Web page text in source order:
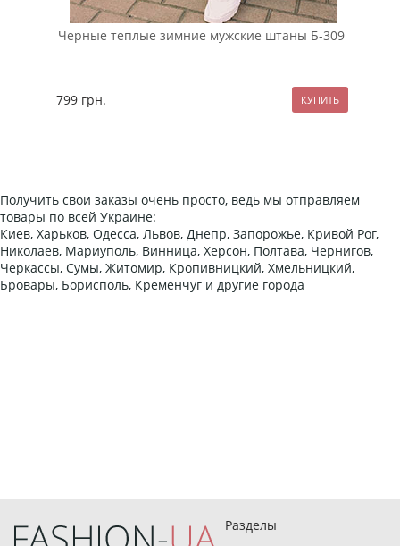
Черные теплые зимние мужские штаны Б-309
799 грн.
Получить свои заказы очень просто, ведь мы отправляем
товары по всей Украине:
Киев, Харьков, Одесса, Львов, Днепр, Запорожье, Кривой Рог,
Николаев, Мариуполь, Винница, Херсон, Полтава, Чернигов,
Черкассы, Сумы, Житомир, Кропивницкий, Хмельницкий,
Бровары, Борисполь, Кременчуг и другие города
Разделы